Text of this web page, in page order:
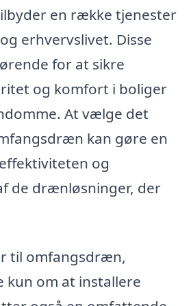
en række tjenester
erhvervslivet. Disse
for at sikre
og komfort i boliger
At vælge det
kan gøre en
og
​​de drænløsninger, der
til omfangsdræn,
kun om at installere